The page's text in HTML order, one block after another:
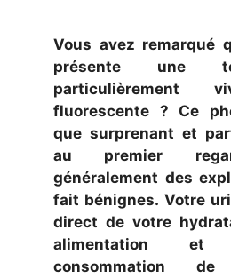
Vous avez remarqué
présente une
particulièrement
fluorescente ? Ce
que surprenant et
au premier
généralement des
fait bénignes. Votre
direct de votre
alimentation
consommation de